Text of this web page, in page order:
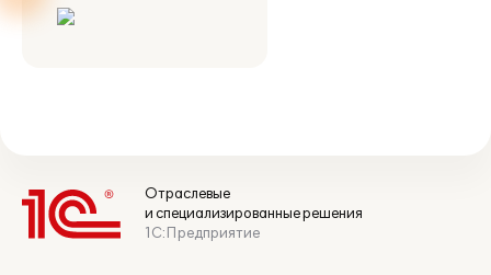
Отраслевые
и специализированные решения
1С:Предприятие